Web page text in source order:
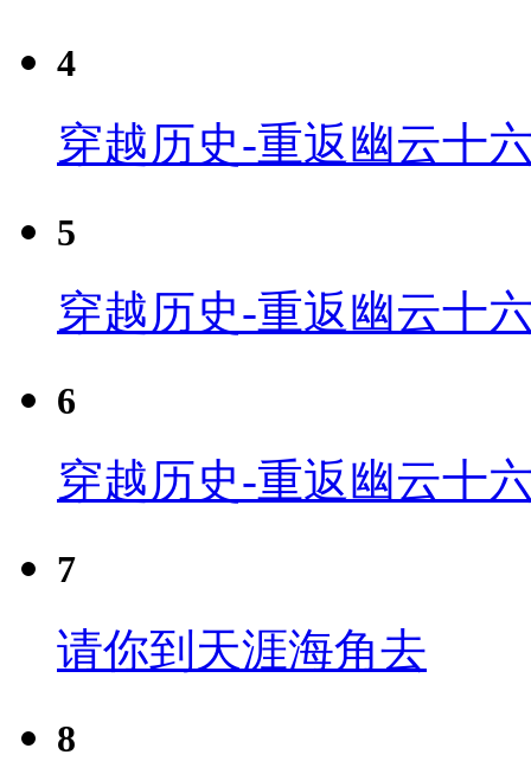
4
穿越历史-重返幽云十
5
穿越历史-重返幽云十
6
穿越历史-重返幽云十
7
请你到天涯海角去
8